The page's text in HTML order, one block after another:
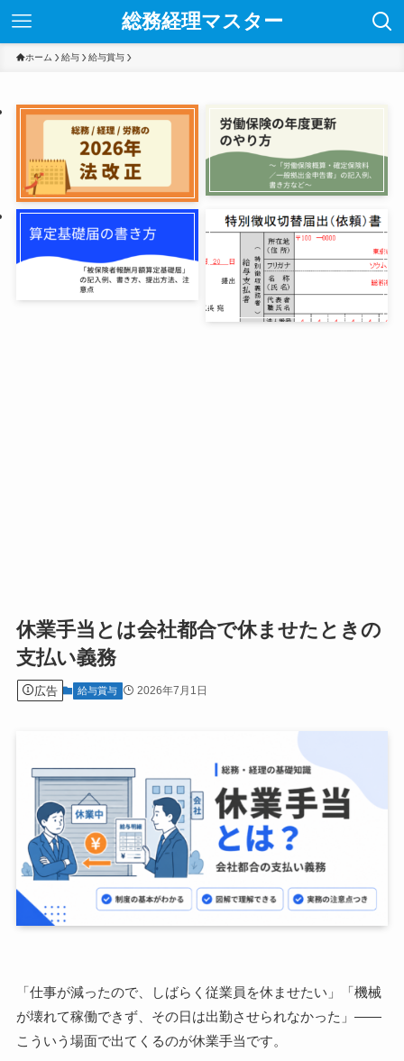
総務経理マスター
ホーム 給与 給与賞与
休業手当とは会社都合で休ませたときの
支払い義務
広告 給与賞与 2026年7月1日
「仕事が減ったので、しばらく従業員を休ませたい」「機械
が壊れて稼働できず、その日は出勤させられなかった」――
こういう場面で出てくるのが休業手当です。